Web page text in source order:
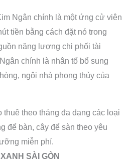
Ngân chính là một ứng cử viên
tiền bằng cách đặt nó trong
năng lượng chi phối tài
chính là nhân tố bổ sung
ngôi nhà phong thủy của
thuê theo tháng đa dạng các loại
để bàn, cây để sàn theo yêu
miễn phí.
SÀI GÒN